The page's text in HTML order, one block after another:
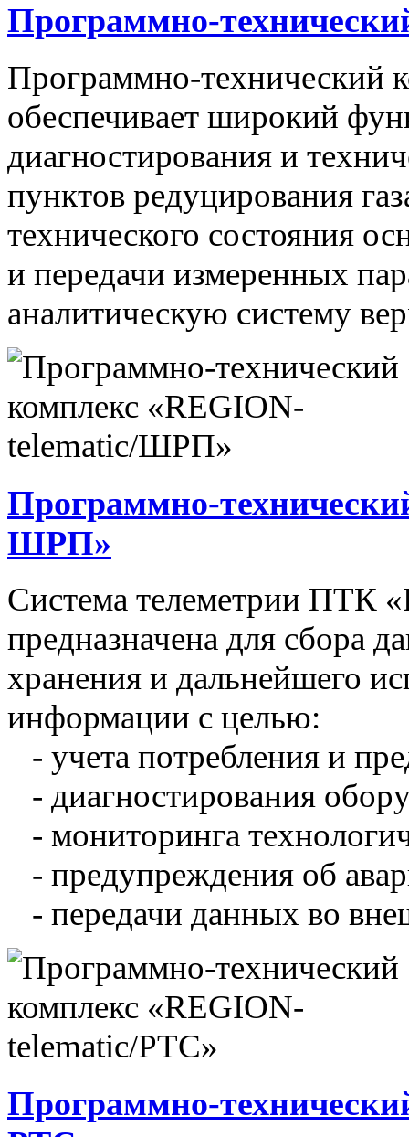
Программно-
Программно-технический
обеспечивает широкий
диагностирования и
пунктов редуцирования
технического состояния
и передачи измеренных
аналитическую систему
Программно-
ШРП»
Система телеметрии ПТК
предназначена для сбора
хранения и дальнейшего
информации с целью:
- учета потребления и
- диагностирования
- мониторинга
- предупреждения об
- передачи данных во
Программно-